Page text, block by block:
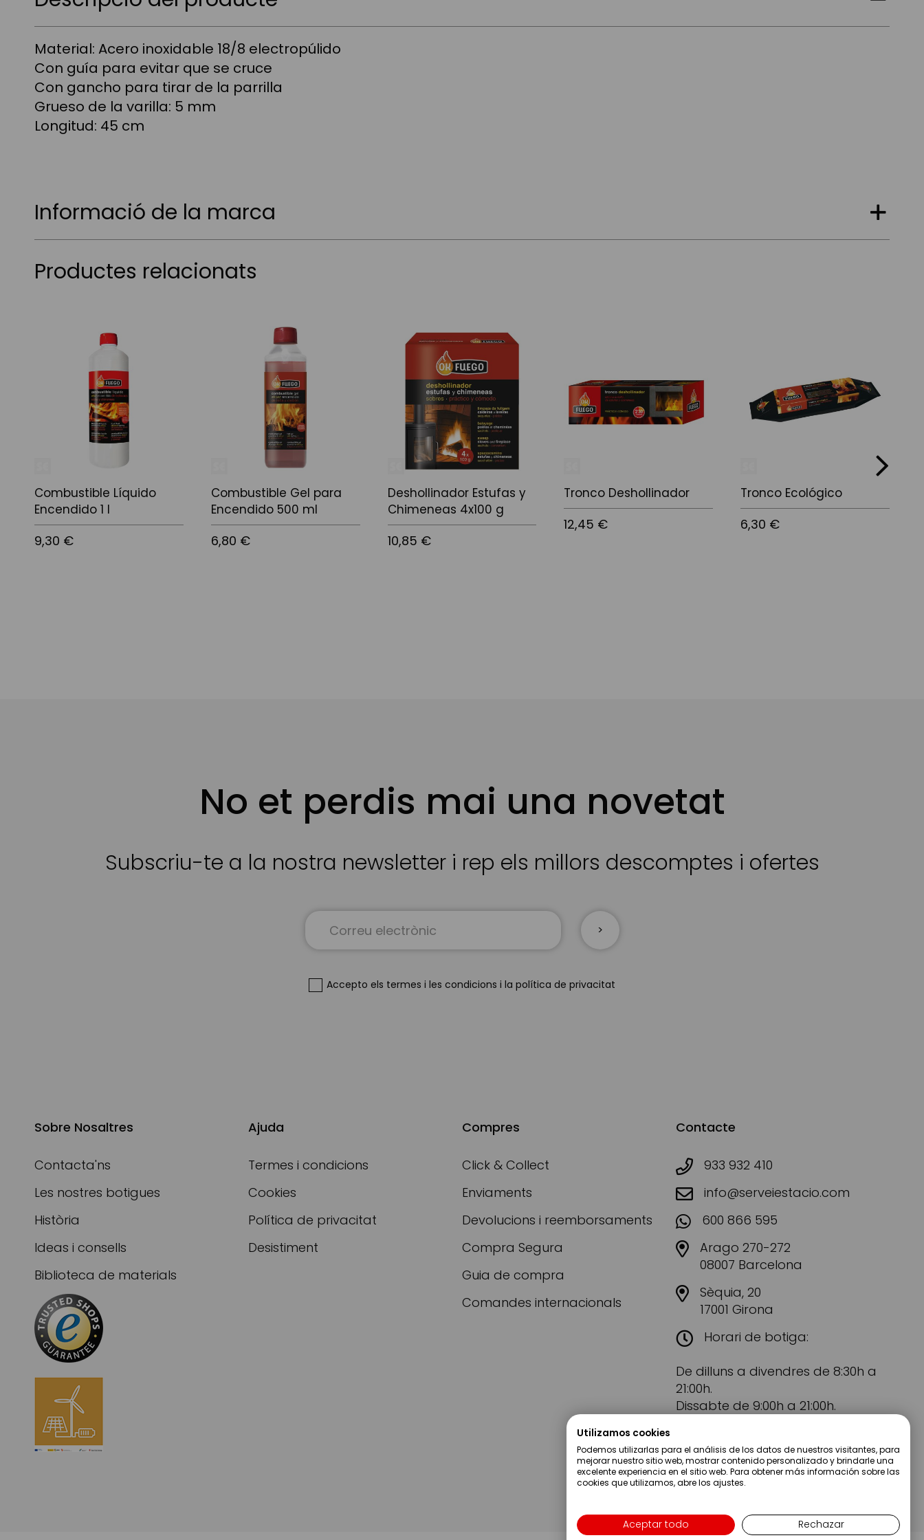
Material: Acero inoxidable 18/8 electropúlido
Con guía para evitar que se cruce
Con gancho para tirar de la parrilla
Grueso de la varilla: 5 mm
Longitud: 45 cm
Informació de la marca
Productes relacionats
Combustible Líquido
Encendido 1 l
9,30 €
Combustible Gel para
Encendido 500 ml
6,80 €
Deshollinador Estufas y
Chimeneas 4x100 g
10,85 €
Tronco Deshollinador
12,45 €
Tronco Ecológico
6,30 €
No et perdis mai una novetat
Subscriu-te a la nostra newsletter i rep els millors descomptes i ofertes
Up
Accepto els termes i les condicions i la política de privacitat
Sobre Nosaltres
Contacta'ns
Les nostres botigues
Història
Ideas i consells
Biblioteca de materials
Ajuda
Termes i condicions
Cookies
Política de privacitat
Desistiment
Compres
Click & Collect
Enviaments
Devolucions i reemborsaments
Compra Segura
Guia de compra
Comandes internacionals
Contacte
933 932 410
info@serveiestacio.com
600 866 595
Arago 270-272
08007 Barcelona
Sèquia, 20
17001 Girona
Horari de botiga:
De dilluns a divendres de 8:30h a
21:00h.
Dissabte de 9:00h a 21:00h.
Utilizamos cookies
Podemos utilizarlas para el análisis de los datos de nuestros visitantes, para
mejorar nuestro sitio web, mostrar contenido personalizado y brindarle una
excelente experiencia en el sitio web. Para obtener más información sobre las
cookies que utilizamos, abre los ajustes.
Aceptar todo Rechazar